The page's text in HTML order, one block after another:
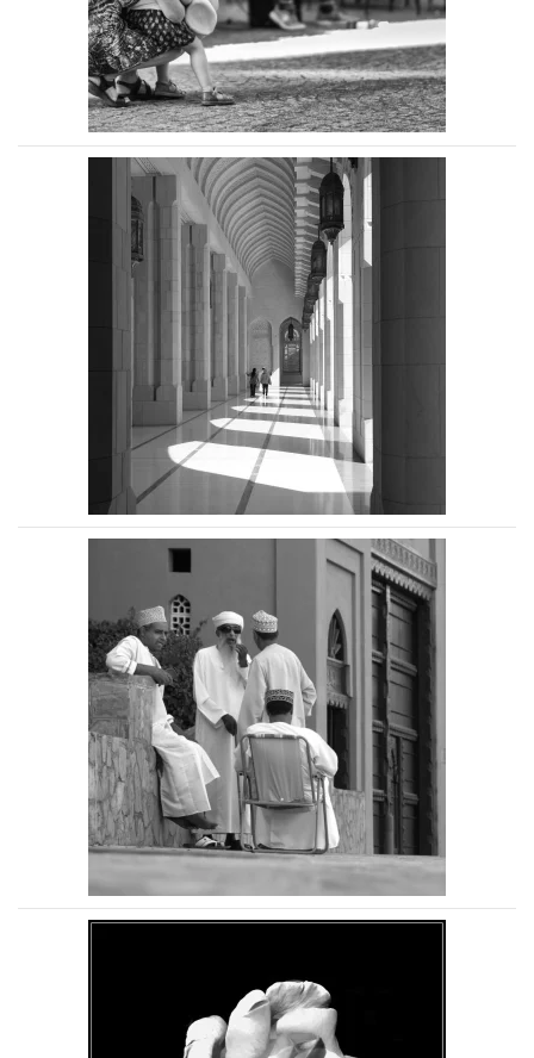
Voir la photo
Voir la photo
Voir la photo